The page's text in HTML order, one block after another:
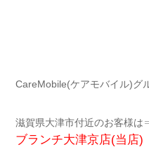
CareMobile(ケアモバイル)グ
滋賀県大津市付近のお客様は
ブランチ大津京店(当店)